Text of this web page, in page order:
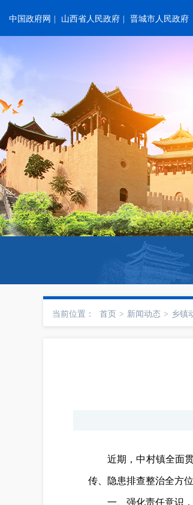
中国政府网 山西省人民政府 晋城市人民政府
当前位置： 首页 > 新闻动态 > 乡镇
近期，中村镇全面
传、隐患排查整治全方
一、强化责任意识